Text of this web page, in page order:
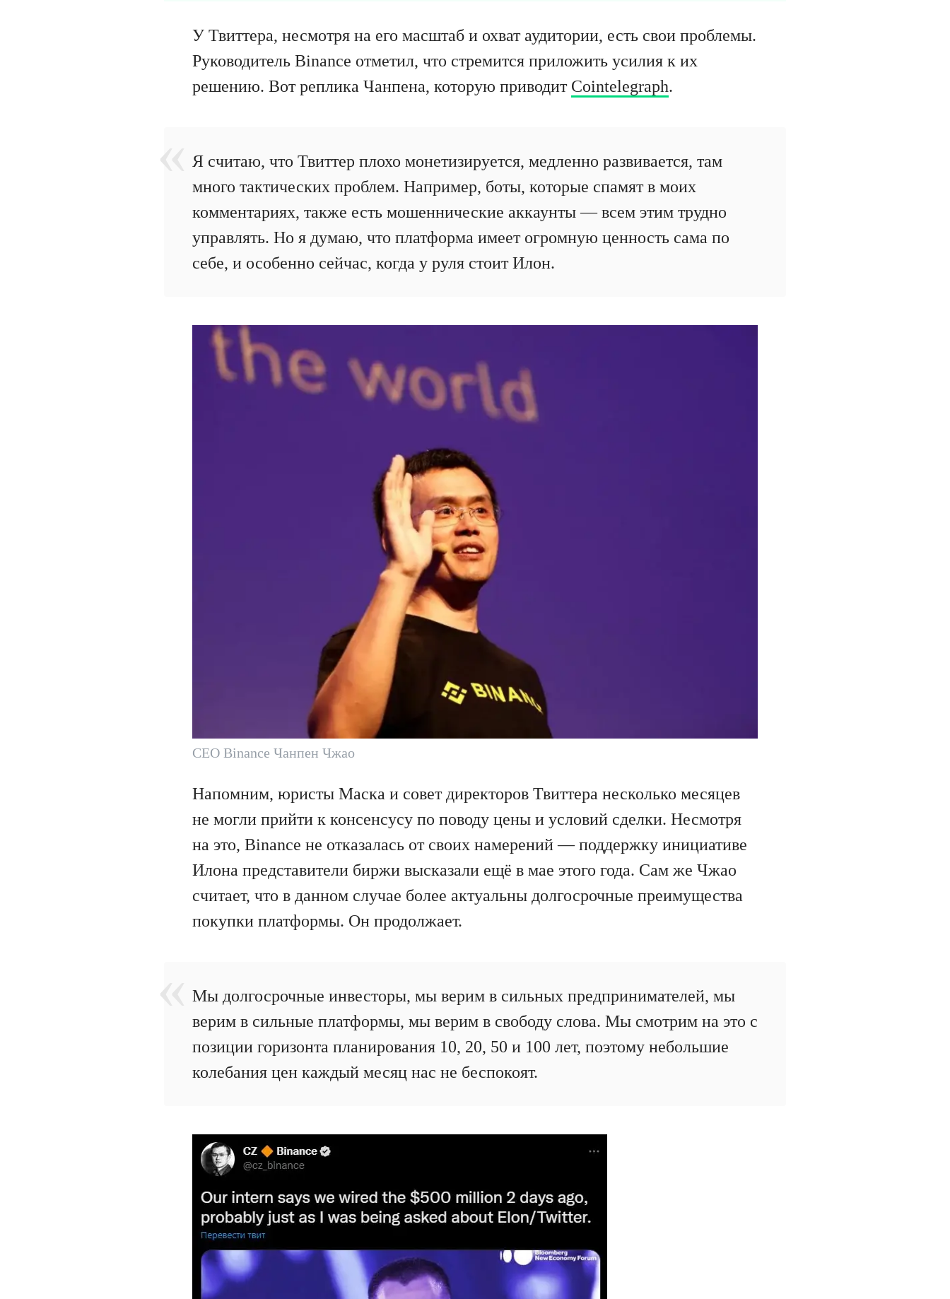
У Твиттера, несмотря на его масштаб и охват аудитории, есть свои проблемы.
Руководитель Binance отметил, что стремится приложить усилия к их
решению. Вот реплика Чанпена, которую приводит Cointelegraph.
Я считаю, что Твиттер плохо монетизируется, медленно развивается, там
много тактических проблем. Например, боты, которые спамят в моих
комментариях, также есть мошеннические аккаунты — всем этим трудно
управлять. Но я думаю, что платформа имеет огромную ценность сама по
себе, и особенно сейчас, когда у руля стоит Илон.
CEO Binance Чанпен Чжао
Напомним, юристы Маска и совет директоров Твиттера несколько месяцев
не могли прийти к консенсусу по поводу цены и условий сделки. Несмотря
на это, Binance не отказалась от своих намерений — поддержку инициативе
Илона представители биржи высказали ещё в мае этого года. Сам же Чжао
считает, что в данном случае более актуальны долгосрочные преимущества
покупки платформы. Он продолжает.
Мы долгосрочные инвесторы, мы верим в сильных предпринимателей, мы
верим в сильные платформы, мы верим в свободу слова. Мы смотрим на это с
позиции горизонта планирования 10, 20, 50 и 100 лет, поэтому небольшие
колебания цен каждый месяц нас не беспокоят.